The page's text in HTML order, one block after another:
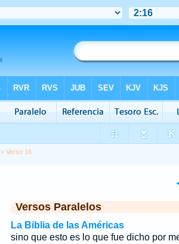
> Verso 16
Versos Paralelos
La Biblia de las Américas
sino que esto es lo que fue dicho por